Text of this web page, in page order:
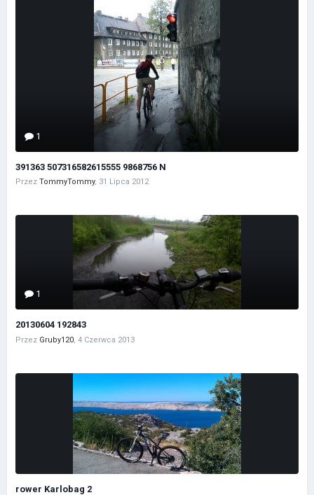
1
391363 507316582615555 9868756 N
Przez TommyTommy, 31 Lipca 2012
1
20130604 192843
Przez Gruby120, 4 Czerwca 2013
rower Karlobag 2